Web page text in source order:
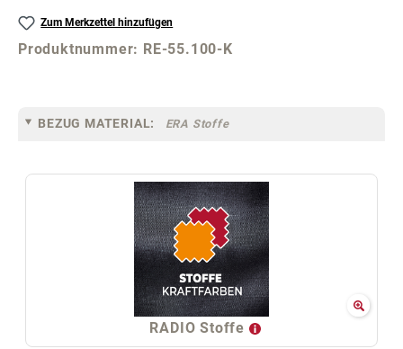
Zum Merkzettel hinzufügen
Produktnummer: RE-55.100-K
BEZUG MATERIAL: ERA Stoffe
RADIO Stoffe